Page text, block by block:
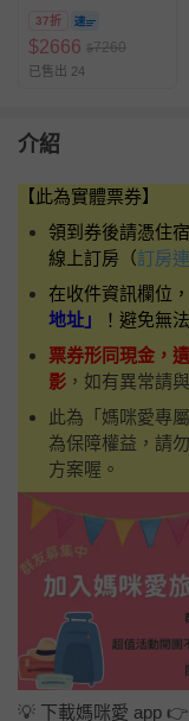
37折
$2666 $7260
已售出 24
介紹
【此為實體票券】
領到券後請憑住
線上訂房（訂房
在收件資訊欄位
地址」
！避免無
票券形同現金，
影 ，如有異常請與
此為「媽咪愛專
為保障權益，請
方案喔。
💡 下載媽咪愛 app 👉